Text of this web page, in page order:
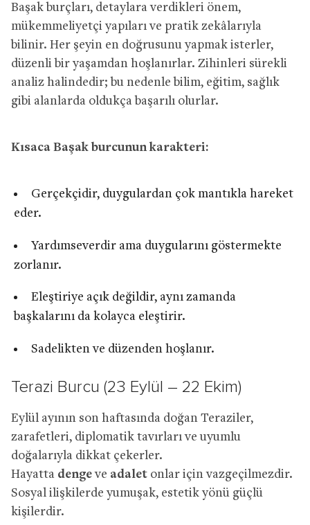
Başak burçları, detaylara verdikleri önem,
mükemmeliyetçi yapıları ve pratik zekâlarıyla
bilinir. Her şeyin en doğrusunu yapmak isterler,
düzenli bir yaşamdan hoşlanırlar. Zihinleri sürekli
analiz halindedir; bu nedenle bilim, eğitim, sağlık
gibi alanlarda oldukça başarılı olurlar.
Kısaca Başak burcunun karakteri:
Gerçekçidir, duygulardan çok mantıkla hareket
eder.
Yardımseverdir ama duygularını göstermekte
zorlanır.
Eleştiriye açık değildir, aynı zamanda
başkalarını da kolayca eleştirir.
Sadelikten ve düzenden hoşlanır.
Terazi Burcu (23 Eylül – 22 Ekim)
Eylül ayının son haftasında doğan Teraziler,
zarafetleri, diplomatik tavırları ve uyumlu
doğalarıyla dikkat çekerler.
Hayatta dengeve adalet onlar için vazgeçilmezdir.
Sosyal ilişkilerde yumuşak, estetik yönü güçlü
kişilerdir.